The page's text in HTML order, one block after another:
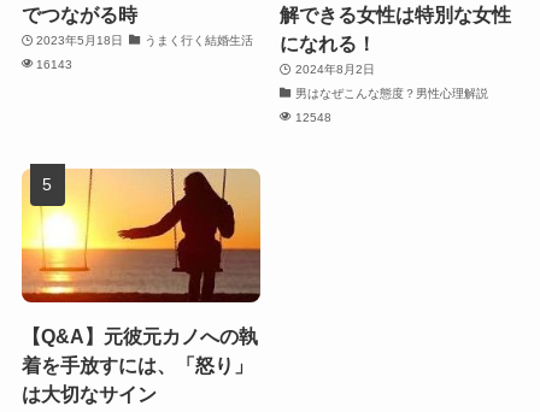
でつながる時
2023年5月18日
うまく行く結婚生活
16143
解できる女性は特別な女性
になれる！
2024年8月2日
男はなぜこんな態度？男性心理解説
12548
【Q&A】元彼元カノへの執
着を手放すには、「怒り」
は大切なサイン